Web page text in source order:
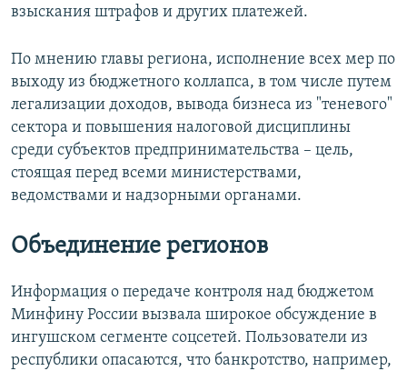
взыскания штрафов и других платежей.
По мнению главы региона, исполнение всех мер по
выходу из бюджетного коллапса, в том числе путем
легализации доходов, вывода бизнеса из "теневого"
сектора и повышения налоговой дисциплины
среди субъектов предпринимательства – цель,
стоящая перед всеми министерствами,
ведомствами и надзорными органами.
Объединение регионов
Информация о передаче контроля над бюджетом
Минфину России вызвала широкое обсуждение в
ингушском сегменте соцсетей. Пользователи из
республики опасаются, что банкротство, например,